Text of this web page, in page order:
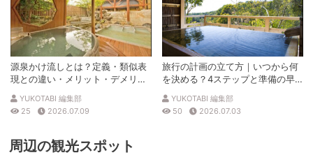
源泉かけ流しとは？定義・類似表
現との違い・メリット・デメリッ
トを解説
YUKOTABI 編集部
25
2026.07.09
旅行の計画の立て方｜いつから何
を決める？4ステップと準備の早
見表
YUKOTABI 編集部
50
2026.07.03
周辺の観光スポット